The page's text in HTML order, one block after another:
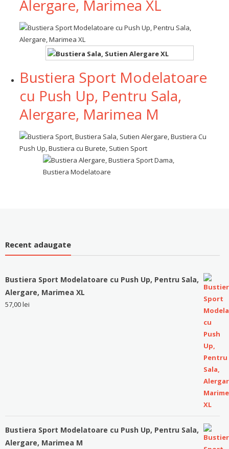
Alergare, Marimea XL
Bustiera Sport Modelatoare
cu Push Up, Pentru Sala,
Alergare, Marimea M
Recent adaugate
Bustiera Sport Modelatoare cu Push Up, Pentru Sala,
Alergare, Marimea XL
57,00lei
Bustiera Sport Modelatoare cu Push Up, Pentru Sala,
Alergare, Marimea M